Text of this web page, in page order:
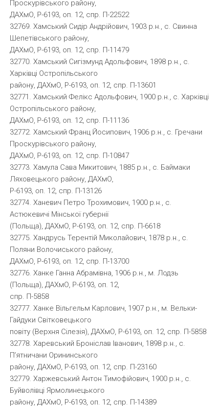
Проскурівського району,
ДАХмО, Р-6193, оп. 12, спр. П-22522
32769. Хамський Сидір Андрійович, 1903 р.н., с. Свинна
Шепетівського району,
ДАХмО, Р-6193, оп. 12, спр. П-11479
32770. Хамський Сигізмунд Адольфович, 1898 р.н., с.
Харківці Остропільського
району, ДАХмО, Р-6193, оп. 12, спр. П-13601
32771. Хамський Фелікс Адольфович, 1900 р.н., с. Харківці
Остропільського району,
ДАХмО, Р-6193, оп. 12, спр. П-11136
32772. Хамський Франц Йосипович, 1906 р.н., с. Гречани
Проскурівського району,
ДАХмО, Р-6193, оп. 12, спр. П-10847
32773. Хамула Сава Микитович, 1885 р.н., с. Баймаки
Ляховецького району, ДАХмО,
Р-6193, оп. 12, спр. П-13126
32774. Ханевич Петро Трохимович, 1900 р.н., с.
Астюкевичі Мінської губернії
(Польща), ДАХмО, Р-6193, оп. 12, спр. П-6618
32775. Хандрусь Терентій Миколайович, 1878 р.н., с.
Поляни Волочиського району,
ДАХмО, Р-6193, оп. 12, спр. П-13700
32776. Ханке Ганна Абрамівна, 1906 р.н., м. Лодзь
(Польща), ДАХмО, Р-6193, оп. 12,
спр. П-5858
32777. Ханке Вільгельм Карлович, 1907 р.н., м. Вельки-
Гайдуки Світковецького
повіту (Верхня Сілезія), ДАХмО, Р-6193, оп. 12, спр. П-5858
32778. Харевський Броніслав Іванович, 1898 р.н., с.
П’ятничани Орининського
району, ДАХмО, Р-6193, оп. 12, спр. П-23160
32779. Харжевський Антон Тимофійович, 1900 р.н., с.
Буйволівці Ярмолинецького
району, ДАХмО, Р-6193, оп. 12, спр. П-14389